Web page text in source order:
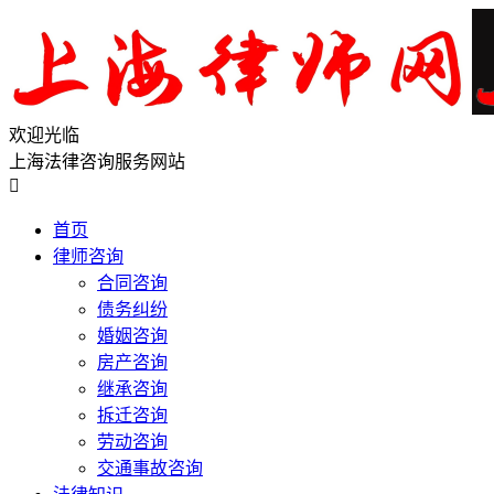
欢迎光临
上海法律咨询服务网站

首页
律师咨询
合同咨询
债务纠纷
婚姻咨询
房产咨询
继承咨询
拆迁咨询
劳动咨询
交通事故咨询